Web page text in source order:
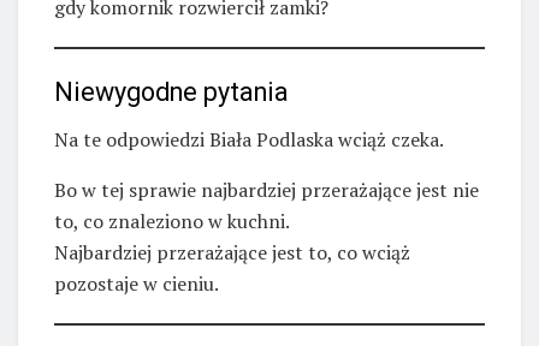
gdy komornik rozwiercił zamki?
Niewygodne pytania
Na te odpowiedzi Biała Podlaska wciąż czeka.
Bo w tej sprawie najbardziej przerażające jest nie
to, co znaleziono w kuchni.
Najbardziej przerażające jest to, co wciąż
pozostaje w cieniu.